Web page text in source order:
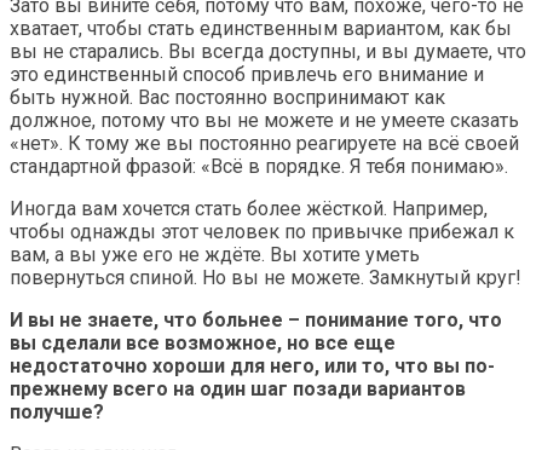
Зато вы вините себя, потому что вам, похоже, чего-то не
хватает, чтобы стать единственным вариантом, как бы
вы не старались. Вы всегда доступны, и вы думаете, что
это единственный способ привлечь его внимание и
быть нужной. Вас постоянно воспринимают как
должное, потому что вы не можете и не умеете сказать
«нет». К тому же вы постоянно реагируете на всё своей
стандартной фразой: «Всё в порядке. Я тебя понимаю».
Иногда вам хочется стать более жёсткой. Например,
чтобы однажды этот человек по привычке прибежал к
вам, а вы уже его не ждёте. Вы хотите уметь
повернуться спиной. Но вы не можете. Замкнутый круг!
И вы не знаете, что больнее – понимание того, что
вы сделали все возможное, но все еще
недостаточно хороши для него, или то, что вы по-
прежнему всего на один шаг позади вариантов
получше?